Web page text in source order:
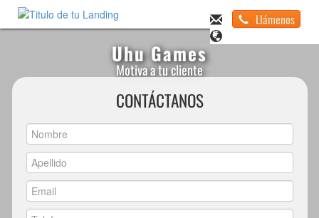
Llámenos
Uhu Games
Motiva a tu cliente
CONTÁCTANOS